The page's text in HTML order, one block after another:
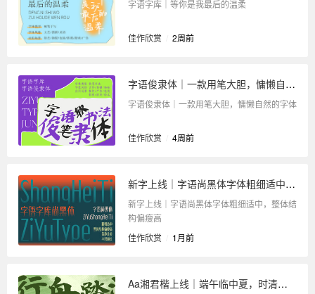
字语字库｜等你是我最后的温柔
佳作欣赏 2周前
字语俊隶体｜一款用笔大胆，慵懒自然的字体
字语俊隶体｜一款用笔大胆，慵懒自然的字体
佳作欣赏 4周前
新字上线｜字语尚黑体字体粗细适中，整体结构偏瘦高
新字上线｜字语尚黑体字体粗细适中，整体结
构偏瘦高
佳作欣赏
1月前
Aa湘君楷上线｜端午临中夏，时清日复长